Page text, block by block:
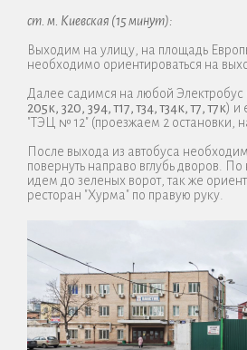
ст. м. Киевская (15 минут):
Выходим на улицу, на площадь
необходимо ориентироваться на
Далее садимся на любой
205к, 320, 394, т17, т34, т34к, т7, т7к) и
"ТЭЦ № 12" (проезжаем 2 остановки,
После выхода из автобуса
повернуть направо вглубь дворов.
идем до зеленых ворот, так же
ресторан "Хурма" по правую руку.